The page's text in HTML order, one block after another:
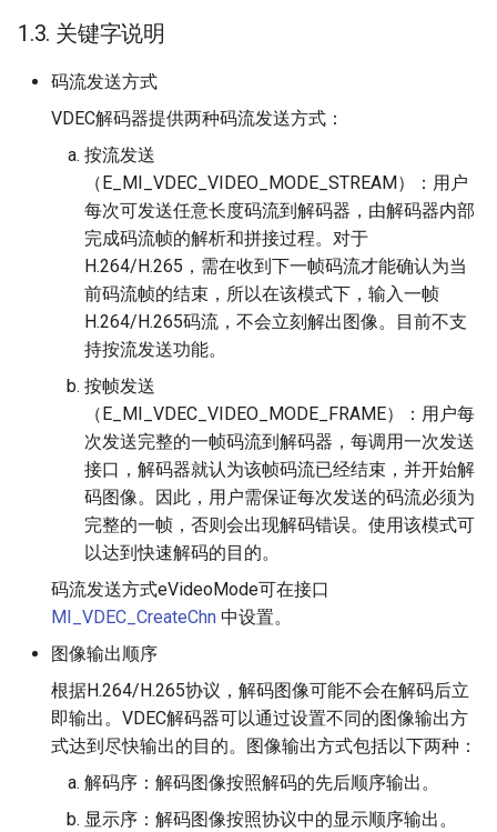
1.3. 关键字说明
码流发送方式
VDEC解码器提供两种码流发送方式：
按流发送
（E_MI_VDEC_VIDEO_MODE_STREAM）：用户
每次可发送任意长度码流到解码器，由解码器内部
完成码流帧的解析和拼接过程。对于
H.264/H.265，需在收到下一帧码流才能确认为当
前码流帧的结束，所以在该模式下，输入一帧
H.264/H.265码流，不会立刻解出图像。目前不支
持按流发送功能。
按帧发送
（E_MI_VDEC_VIDEO_MODE_FRAME）：用户每
次发送完整的一帧码流到解码器，每调用一次发送
接口，解码器就认为该帧码流已经结束，并开始解
码图像。因此，用户需保证每次发送的码流必须为
完整的一帧，否则会出现解码错误。使用该模式可
以达到快速解码的目的。
码流发送方式eVideoMode可在接口
MI_VDEC_CreateChn 中设置。
图像输出顺序
根据H.264/H.265协议，解码图像可能不会在解码后立
即输出。VDEC解码器可以通过设置不同的图像输出方
式达到尽快输出的目的。图像输出方式包括以下两种：
解码序：解码图像按照解码的先后顺序输出。
显示序：解码图像按照协议中的显示顺序输出。